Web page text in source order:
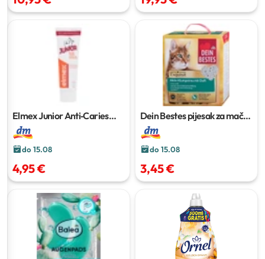
Elmex Junior Anti‑Caries
Professional pasta za zube
ml
do 15.08
4,95 €
Dein Bestes pijesak za mačke
6 l
do 15.08
3,45 €